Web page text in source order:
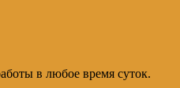
в любое время суток.